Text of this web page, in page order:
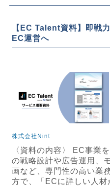
【EC Talent資料】即戦
EC運営へ
株式会社Nint
〈資料の内容〉 EC事業
の戦略設計や広告運用、
画など、専門性の高い業
方で、「ECに詳しい人